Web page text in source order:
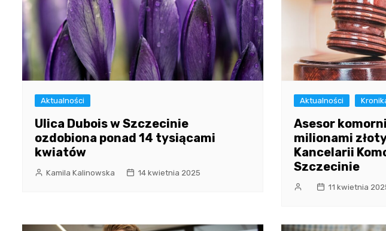
Aktualności
Ulica Dubois w Szczecinie
ozdobiona ponad 14 tysiącami
kwiatów
Kamila Kalinowska 14 kwietnia 2025
Aktualności
Asesor
milionami
Kancelarii
Szczecinie
11 kwietnia